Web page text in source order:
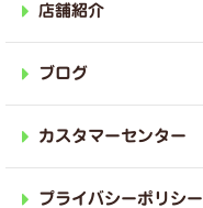
店舗紹介
ブログ
カスタマーセンター
プライバシーポリシー